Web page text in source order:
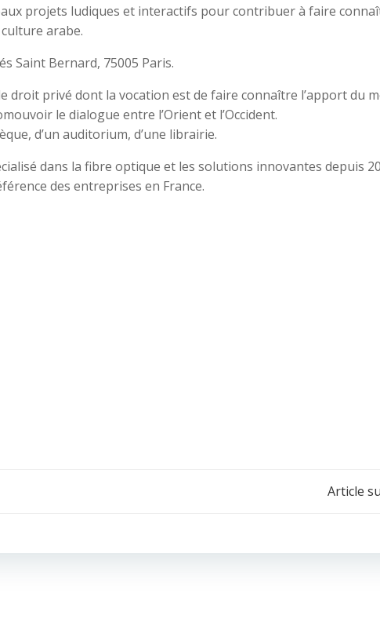
projets ludiques et interactifs pour contribuer à faire
arabe.
Saint Bernard, 75005 Paris.
droit privé dont la vocation est de faire connaître l’apport du
le dialogue entre l’Orient et l’Occident.
d’un auditorium, d’une librairie.
dans la fibre optique et les solutions innovantes depuis
des entreprises en France.
Article